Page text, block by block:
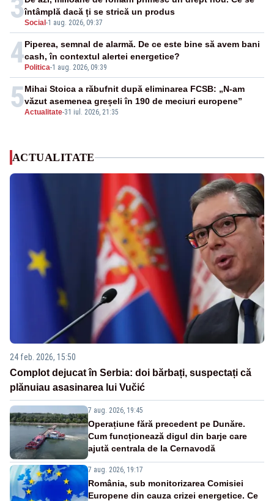
3Social -1 aug. 2026, 09:37
întâmplă dacă ți se strică un produs
4 Politica-1 aug. 2026, 09:39
Piperea, semnal de alarmă. De ce este bine să avem bani
cash, în contextul alertei energetice?
5Actualitate-31 iul. 2026, 21:35
Mihai Stoica a răbufnit după eliminarea FCSB: „N-am
văzut asemenea greșeli în 190 de meciuri europene”
ACTUALITATE
24 feb. 2026, 15:50
Complot dejucat în Serbia: doi bărbați, suspectați că
plănuiau asasinarea lui Vučić
7 aug. 2026, 19:45
Operațiune fără precedent pe Dunăre.
Cum funcționează digul din barje care
ajută centrala de la Cernavodă
7 aug. 2026, 19:17
România, sub monitorizarea Comisiei
Europene din cauza crizei energetice. Ce